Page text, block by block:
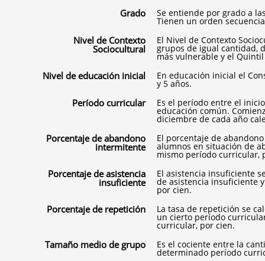
Grado Se entiende por grado a
Tienen un orden
Nivel de Contexto
Sociocultural
El Nivel de Contexto
grupos de igual cantidad,
más vulnerable y el
Nivel de educación inicial En educación inicial el
y 5 años.
Período curricular Es el período entre el
educación común.
diciembre de cada año
Porcentaje de abandono
intermitente
El porcentaje de
alumnos en situación de
mismo período curricular,
Porcentaje de asistencia
insuficiente
El asistencia insuficiente
de asistencia insuficiente
por cien.
Porcentaje de repetición La tasa de repetición se
un cierto período
curricular, por cien.
Tamaño medio de grupo Es el cociente entre la
determinado período